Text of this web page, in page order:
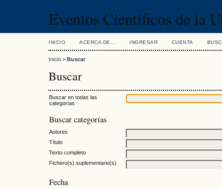
Eventos Científicos de la
INICIO ACERCA DE... INGRESAR CUENTA
Inicio > Buscar
Buscar
Buscar en todas las
categorías
Buscar categorías
Autores
Título
Texto completo
Fichero(s) suplementario(s)
Fecha